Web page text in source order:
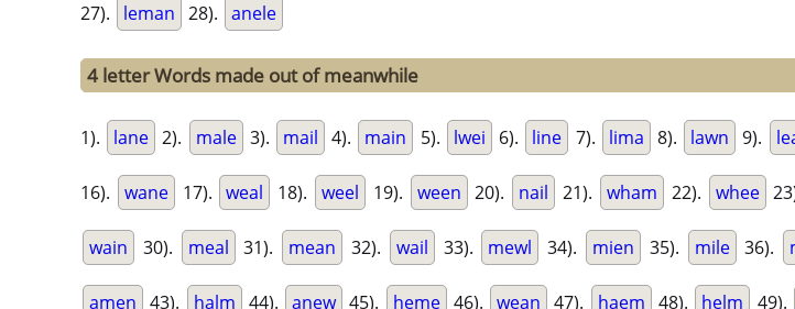
27). leman 28). anele
4 letter Words made out of meanwhile
1). lane 2). male 3). mail 4). main 5). lwei 6). line 7). lima 8). lawn 9).
16). wane 17). weal 18). weel 19). ween 20). nail 21). wham 22). whee
wain 30). meal 31). mean 32). wail 33). mewl 34). mien 35). mile 36).
amen 43). halm 44). anew 45). heme 46). wean 47). haem 48). helm 49).